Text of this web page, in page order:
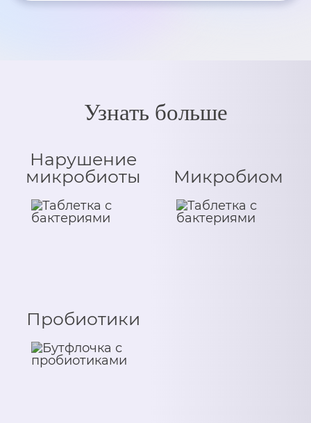
Узнать больше
Нарушение
микробиоты
Микробиом
Пробиотики